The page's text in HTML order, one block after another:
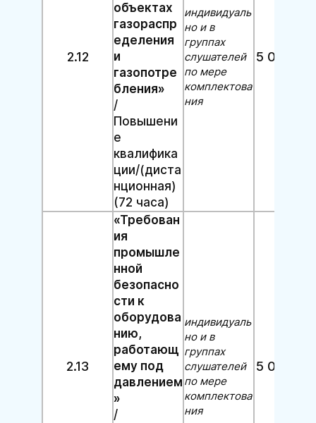
2.12
объектах
газораспр
еделения
и
газопотре
бления»
/
Повышени
е
квалифика
ции/(диста
нционная)
(72 часа)
индивидуаль
но и в
группах
слушателей
по мере
комплектова
ния
5 000
2.13
«Требован
ия
промышле
нной
безопасно
сти к
оборудова
нию,
работающ
ему под
давлением
»
/
индивидуаль
но и в
группах
слушателей
по мере
комплектова
ния
5 000